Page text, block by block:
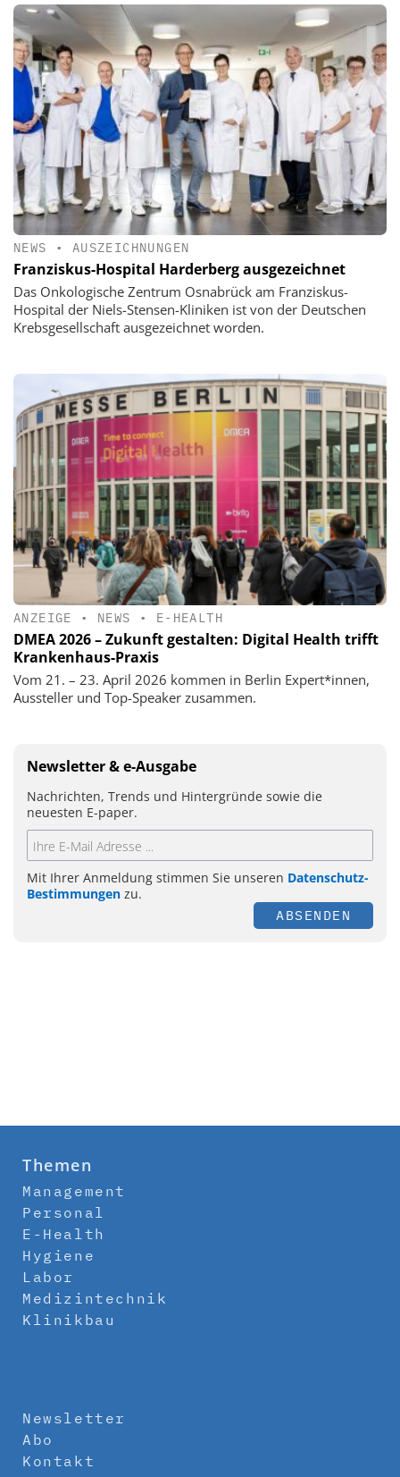
NEWS • AUSZEICHNUNGEN
Franziskus-Hospital Harderberg ausgezeichnet
Das Onkologische Zentrum Osnabrück am Franziskus-
Hospital der Niels-Stensen-Kliniken ist von der Deutschen
Krebsgesellschaft ausgezeichnet worden.
ANZEIGE • NEWS • E-HEALTH
DMEA 2026 – Zukunft gestalten: Digital Health trifft
Krankenhaus-Praxis
Vom 21. – 23. April 2026 kommen in Berlin Expert*innen,
Aussteller und Top-Speaker zusammen.
Newsletter & e-Ausgabe
Nachrichten, Trends und Hintergründe sowie die
neuesten E-paper.
Mit Ihrer Anmeldung stimmen Sie unseren Datenschutz-
Bestimmungen zu.
ABSENDEN
Themen
Management
Personal
E-Health
Hygiene
Labor
Medizintechnik
Klinikbau
Newsletter
Abo
Kontakt